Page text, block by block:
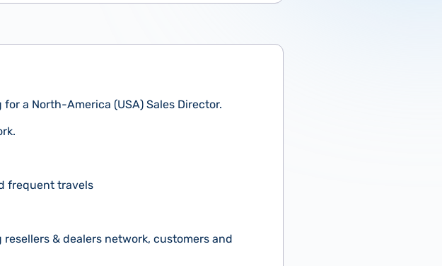
a North-America (USA) Sales Director.
frequent travels
& dealers network, customers and